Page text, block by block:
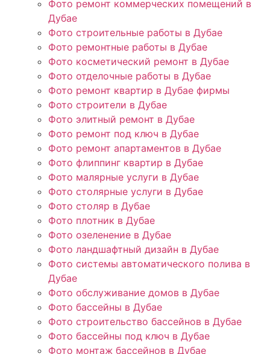
Фото ремонт коммерческих помещений в
Дубае
Фото строительные работы в Дубае
Фото ремонтные работы в Дубае
Фото косметический ремонт в Дубае
Фото отделочные работы в Дубае
Фото ремонт квартир в Дубае фирмы
Фото строители в Дубае
Фото элитный ремонт в Дубае
Фото ремонт под ключ в Дубае
Фото ремонт апартаментов в Дубае
Фото флиппинг квартир в Дубае
Фото малярные услуги в Дубае
Фото столярные услуги в Дубае
Фото столяр в Дубае
Фото плотник в Дубае
Фото озеленение в Дубае
Фото ландшафтный дизайн в Дубае
Фото системы автоматического полива в
Дубае
Фото обслуживание домов в Дубае
Фото бассейны в Дубае
Фото строительство бассейнов в Дубае
Фото бассейны под ключ в Дубае
Фото монтаж бассейнов в Дубае